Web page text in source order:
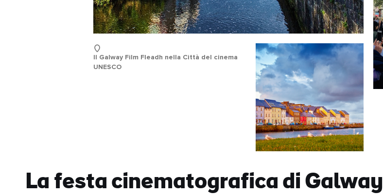
Il Galway Film Fleadh nella Città del cinema
UNESCO
La festa cinematografica di Galway